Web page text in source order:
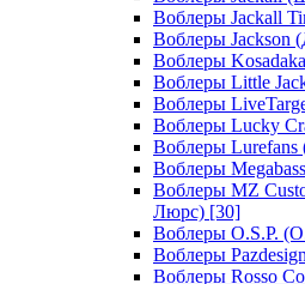
Воблеры Jackall
Воблеры Jackson
Воблеры
Воблеры Little
Воблеры
Воблеры Lucky
Воблеры
Воблеры
Воблеры MZ
Люрс) [30]
Воблеры O.S.P.
Воблеры
Воблеры Rosso